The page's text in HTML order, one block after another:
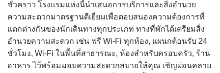
ชั่วคราว โรงแรมแห่งนี้นำเสนอการบริการและสิ่งอำนวย
ความสะดวกมาตรฐานดีเยี่ยมเพื่อตอบสนองความต้องการที่
แตกต่างกันของนักเดินทางทุกประเภท ทางที่พักได้เตรียมสิ่ง
อำนวยความสะดวก เช่น ฟรี Wi-Fi ทุกห้อง, แผนกต้อนรับ 24
ชั่วโมง, Wi-Fi ในพื้นที่สาธารณะ, ห้องสำหรับครอบครัว, ร้าน
อาหาร ไว้พร้อมมอบความสะดวกสบายให้คุณ เชิญผ่อนคลาย